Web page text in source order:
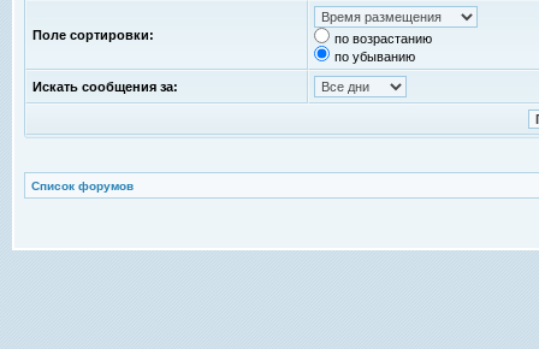
Поле сортировки:
по возрастанию
по убыванию
Искать сообщения за:
Список форумов